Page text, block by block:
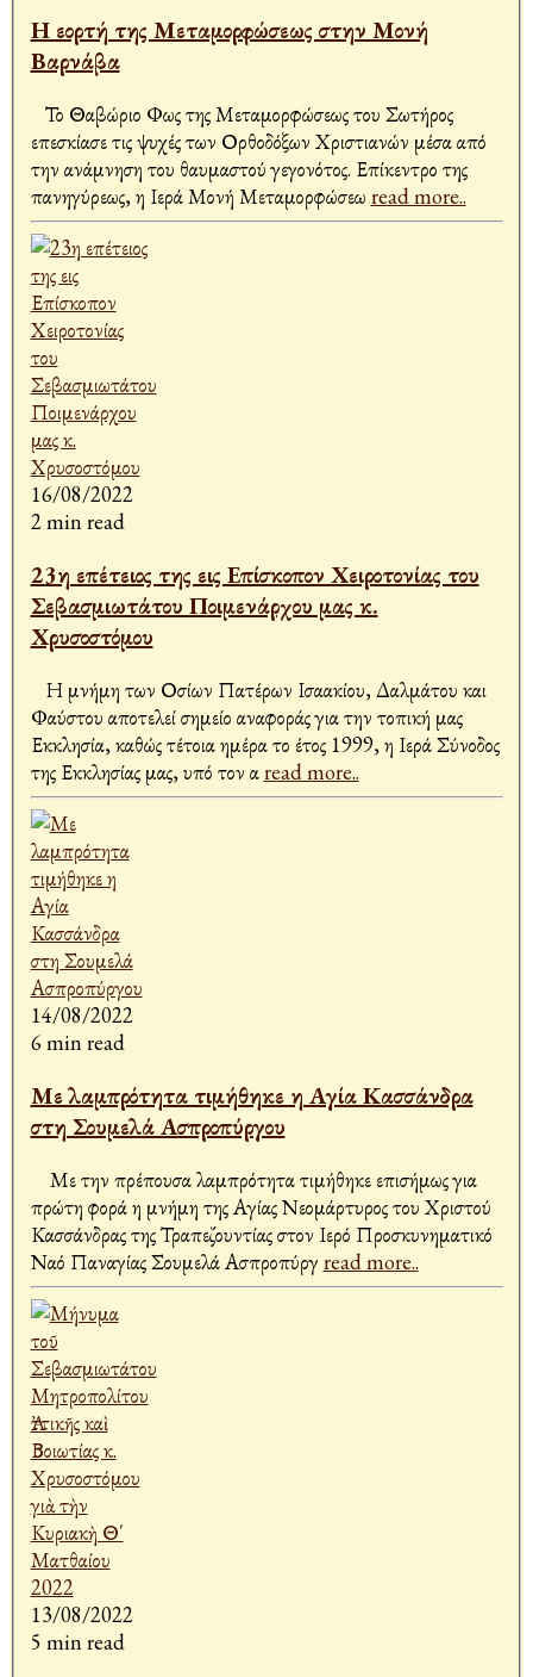
Η εορτή της Μεταμορφώσεως στην Μονή
Βαρνάβα
Το Θαβώριο Φως της Μεταμορφώσεως του Σωτήρος
επεσκίασε τις ψυχές των Ορθοδόξων Χριστιανών μέσα από
την ανάμνηση του θαυμαστού γεγονότος. Επίκεντρο της
πανηγύρεως, η Ιερά Μονή Μεταμορφώσεω read more..
16/08/2022
2 min read
23η επέτειος της εις Επίσκοπον Χειροτονίας του
Σεβασμιωτάτου Ποιμενάρχου μας κ.
Χρυσοστόμου
Η μνήμη των Οσίων Πατέρων Ισαακίου, Δαλμάτου και
Φαύστου αποτελεί σημείο αναφοράς για την τοπική μας
Εκκλησία, καθώς τέτοια ημέρα το έτος 1999, η Ιερά Σύνοδος
της Εκκλησίας μας, υπό τον αread more..
14/08/2022
6 min read
Με λαμπρότητα τιμήθηκε η Αγία Κασσάνδρα
στη Σουμελά Ασπροπύργου
Με την πρέπουσα λαμπρότητα τιμήθηκε επισήμως για
πρώτη φορά η μνήμη της Αγίας Νεομάρτυρος του Χριστού
Κασσάνδρας της Τραπεζουντίας στον Ιερό Προσκυνηματικό
Ναό Παναγίας Σουμελά Ασπροπύργ read more..
13/08/2022
5 min read